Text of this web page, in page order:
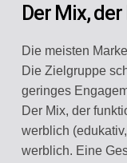
Der Mix,
Die meisten
Die Zielgruppe
geringes
Der Mix, der
werblich
werblich. Eine